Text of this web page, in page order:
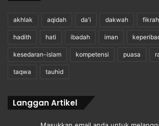
akhlak aqidah da'i dakwah fikrah
hadith hati ibadah iman
kesedaran-islam kompetensi puasa
taqwa tauhid
Langgan Artikel